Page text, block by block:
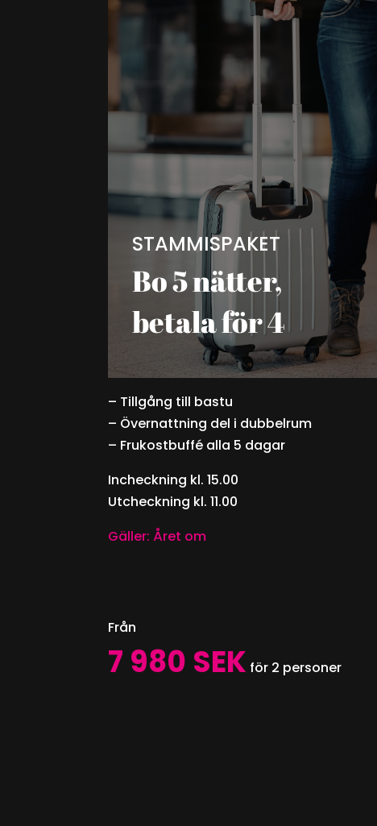
STAMMISPAKET
Bo 5 nätter,
betala för 4
– Tillgång till bastu
– Övernattning del i dubbelrum
– Frukostbuffé alla 5 dagar
Incheckning kl. 15.00
Utcheckning kl. 11.00
Gäller: Året om
Från
7 980 SEK för 2 personer